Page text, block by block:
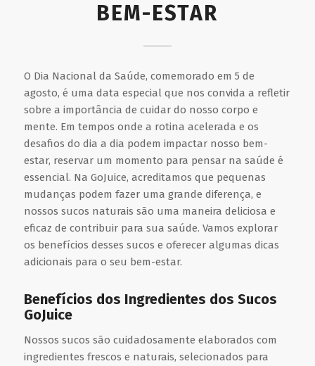
BEM-ESTAR
O Dia Nacional da Saúde, comemorado em 5 de
agosto, é uma data especial que nos convida a refletir
sobre a importância de cuidar do nosso corpo e
mente. Em tempos onde a rotina acelerada e os
desafios do dia a dia podem impactar nosso bem-
estar, reservar um momento para pensar na saúde é
essencial. Na GoJuice, acreditamos que pequenas
mudanças podem fazer uma grande diferença, e
nossos sucos naturais são uma maneira deliciosa e
eficaz de contribuir para sua saúde. Vamos explorar
os benefícios desses sucos e oferecer algumas dicas
adicionais para o seu bem-estar.
Benefícios dos Ingredientes dos Sucos
GoJuice
Nossos sucos são cuidadosamente elaborados com
ingredientes frescos e naturais, selecionados para